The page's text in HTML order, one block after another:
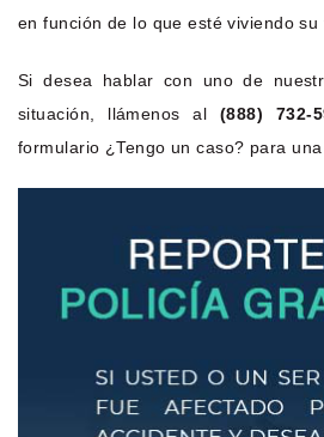
en función de lo que esté viviendo su
Si desea hablar con uno de
situación, llámenos al (888) 732-
formulario ¿Tengo un caso? para